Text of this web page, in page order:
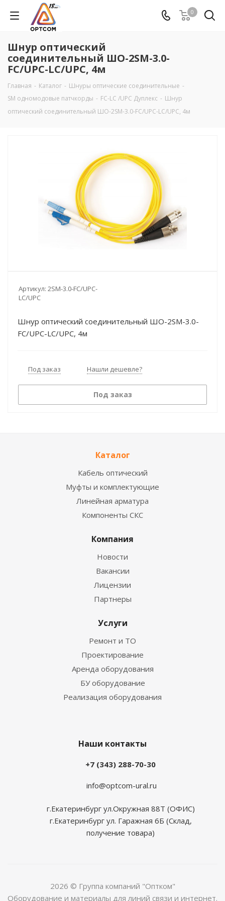
0
Шнур оптический
соединительный ШО-2SM-3.0-
FC/UPC-LC/UPC, 4м
Главная - Каталог - Шнуры оптические соединительные -
SM одномодовые патчкорды - FC-LC /UPC Дуплекс - Шнур
оптический соединительный ШО-2SM-3.0-FC/UPC-LC/UPC, 4м
Артикул: 2SM-3.0-FC/UPC-
LC/UPC
Шнур оптический соединительный ШО-2SM-3.0-
FC/UPC-LC/UPC, 4м
Под заказ Нашли дешевле?
Под заказ
Каталог
Кабель оптический
Муфты и комплектующие
Линейная арматура
Компоненты СКС
Компания
Новости
Вакансии
Лицензии
Партнеры
Услуги
Ремонт и ТО
Проектирование
Аренда оборудования
БУ оборудование
Реализация оборудования
Наши контакты
+7 (343) 288-70-30
info@optcom-ural.ru
г.Екатеринбург ул.Окружная 88Т (ОФИС)
г.Екатеринбург ул. Гаражная 6Б (Склад,
получение товара)
2026 © Группа компаний "Оптком"
Оборудование и материалы для линий связи и интернет.